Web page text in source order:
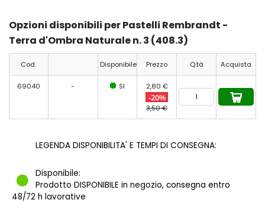
Opzioni disponibili per Pastelli Rembrandt -
Terra d'Ombra Naturale n. 3 (408.3)
Cod. Disponibile Prezzo Q.tà Acquista
69040 - SI 2,80 €
-20%
3,50 €
LEGENDA DISPONIBILITA' E TEMPI DI CONSEGNA:
Disponibile:
Prodotto DISPONIBILE in negozio, consegna entro
48/72 h lavorative